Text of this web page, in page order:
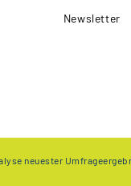
Newsletter
neuester